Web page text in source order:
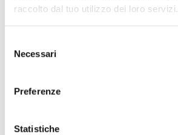
raccolto dal tuo utilizzo dei loro servizi.
delNecessari
Preferenze
Statistiche
Sì
No
Altri link interessanti